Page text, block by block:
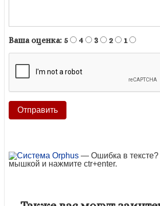
Ваша оценка: 5 4 3 2 1
— Ошибка в
мышкой и нажмите ctr+enter.